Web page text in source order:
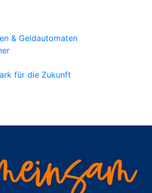
& Geldautomaten
für die Zukunft